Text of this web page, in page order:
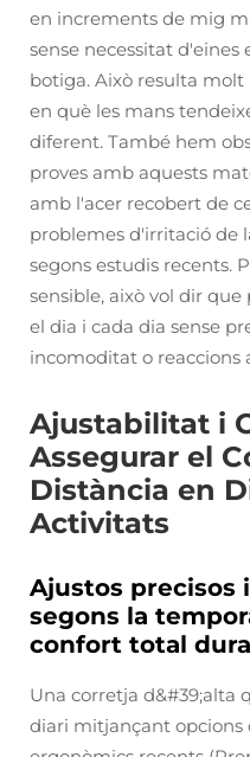
en increments de mig
sense necessitat d'eines
botiga. Això resulta
en què les mans
diferent. També hem
proves amb aquests
amb l'acer recobert de
problemes d'irritació de
segons estudis recents.
sensible, això vol dir
el dia i cada dia sense
incomoditat o reaccions
Ajustabilitat i
Assegurar el
Distància en
Activitats
Ajustos precisos
segons la
confort total
Una corretja d&#39;alta
diari mitjançant opcions